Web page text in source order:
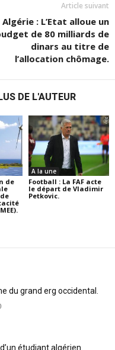
Article suivant
Algérie : L’Etat alloue un
de 80 milliards de
dinars au titre de
l’allocation chômage.
DE L'AUTEUR
de
A la une
Football : La FAF acte
le départ de Vladimir
Petkovic.
du grand erg occidental.
étudiant algérien.